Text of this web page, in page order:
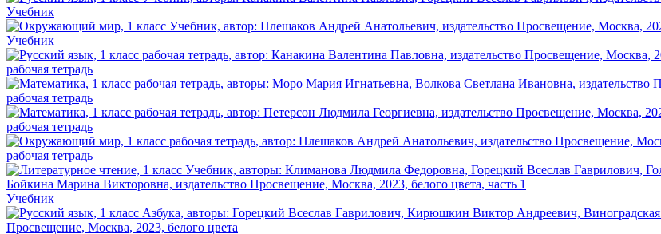
Учебник
Учебник
рабочая тетрадь
рабочая тетрадь
рабочая тетрадь
рабочая тетрадь
Учебник